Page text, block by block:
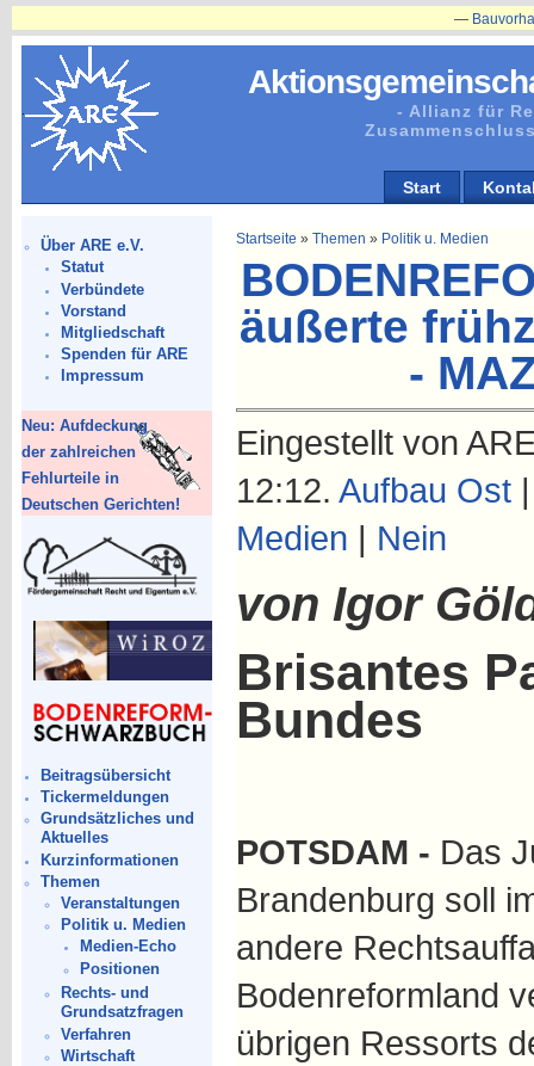
- Allianz für
Start
Über ARE e.V.
Statut
Verbündete
Vorstand
Mitgliedschaft
Spenden für ARE
Impressum
Neu: Aufdeckung
der zahlreichen
Fehlurteile in
Deutschen Gerichten!
Beitragsübersicht
Tickermeldungen
Grundsätzliches und
Aktuelles
Kurzinformationen
Themen
Veranstaltungen
Politik u. Medien
Medien-Echo
Positionen
Rechts- und
Grundsatzfragen
Verfahren
Wirtschaft
Bauvorhaben in
Startseite » Themen » Politik u. Medien
äußerte
-
Eingestellt von
12:12. Aufbau Ost
Medien | Nein
von Igor
Brisantes
Bundes
POTSDAM - Das
Brandenburg soll
andere
Bodenreformland
übrigen Ressorts